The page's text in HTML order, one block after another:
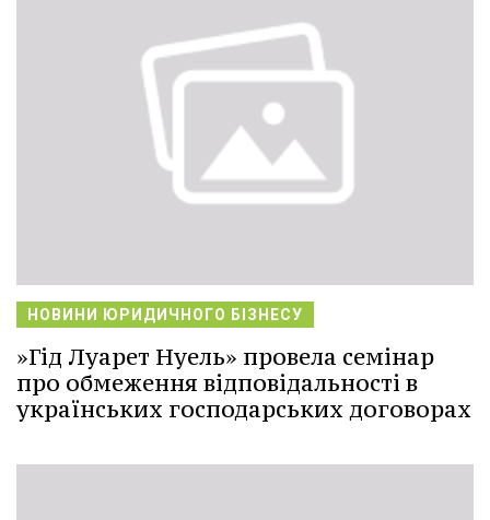
НОВИНИ ЮРИДИЧНОГО БІЗНЕСУ
»Гід Луарет Нуель» провела семінар
про обмеження відповідальності в
українських господарських договорах